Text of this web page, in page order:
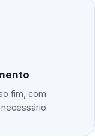
fim, com